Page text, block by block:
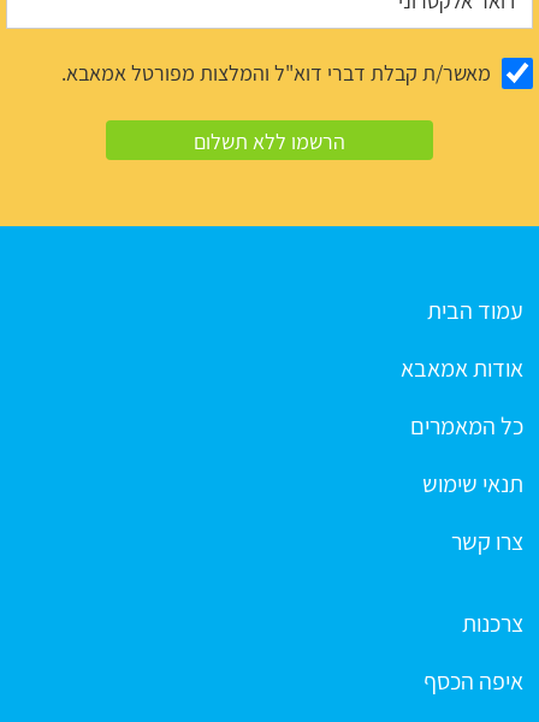
מאשר/ת קבלת דברי דוא"ל והמלצות מפורטל אמאבא.
עמוד הבית
אודות אמאבא
כל המאמרים
תנאי שימוש
צרו קשר
צרכנות
איפה הכסף